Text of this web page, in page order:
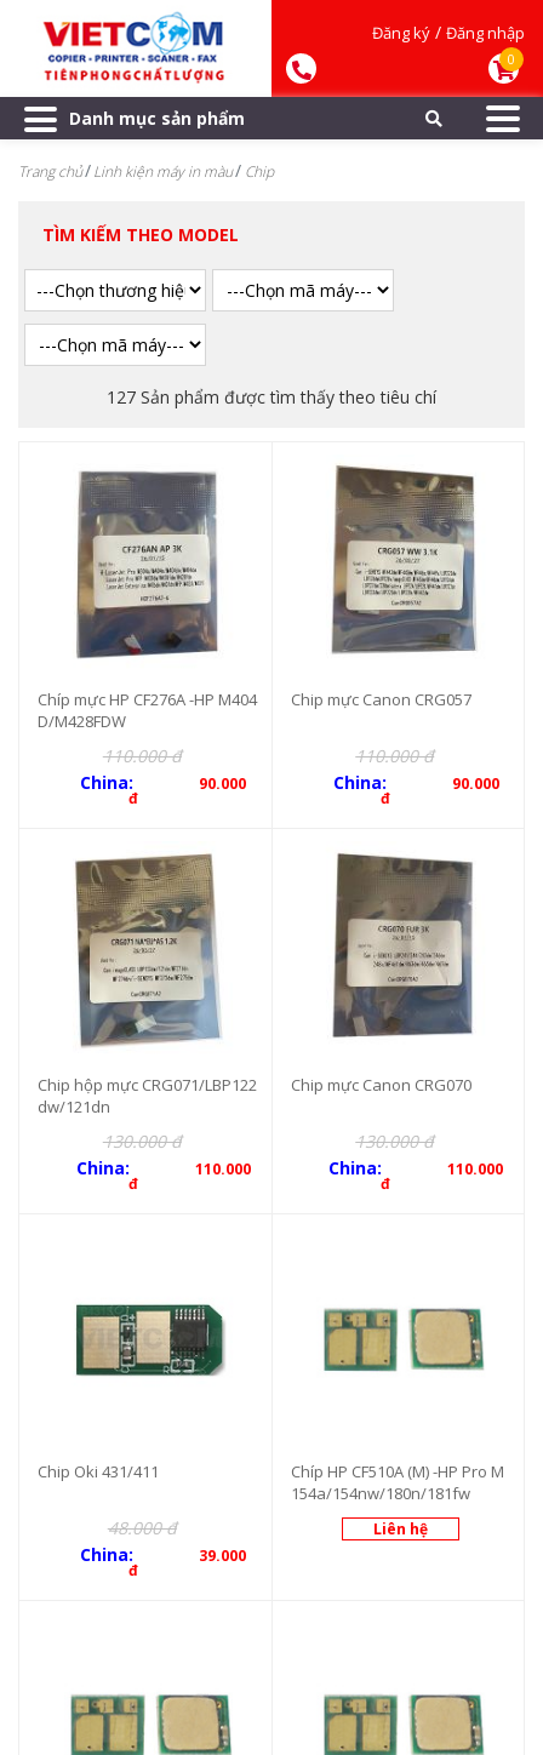
Đăng ký / Đăng nhập
0
Danh mục sản phẩm
Trang chủ Linh kiện máy in màu Chip
TÌM KIẾM THEO MODEL
127 Sản phẩm được tìm thấy theo tiêu chí
Chíp mực HP CF276A -HP M404
D/M428FDW
110.000 đ
China:
90.000
đ
Chip mực Canon CRG057
110.000 đ
China:
90.000
đ
Chip hộp mực CRG071/LBP122
dw/121dn
130.000 đ
China:
110.000
đ
Chip mực Canon CRG070
130.000 đ
China:
110.000
đ
Chip Oki 431/411
48.000 đ
China:
39.000
đ
Chíp HP CF510A (M) -HP Pro M
154a/154nw/180n/181fw
Liên hệ